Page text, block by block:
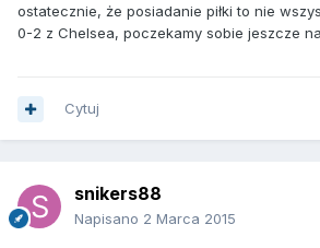
ostatecznie, że posiadanie piłki to nie
0-2 z Chelsea, poczekamy sobie jeszcze
Cytuj
snikers88
Napisano 2 Marca 2015